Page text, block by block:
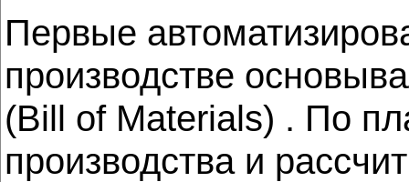
Первые
производстве
(Bill of Materials) . По
производства и